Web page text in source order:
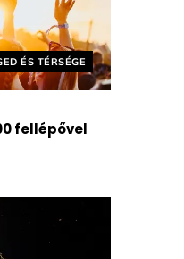
címkék:
ÉS TÉRSÉGE
fellépővel